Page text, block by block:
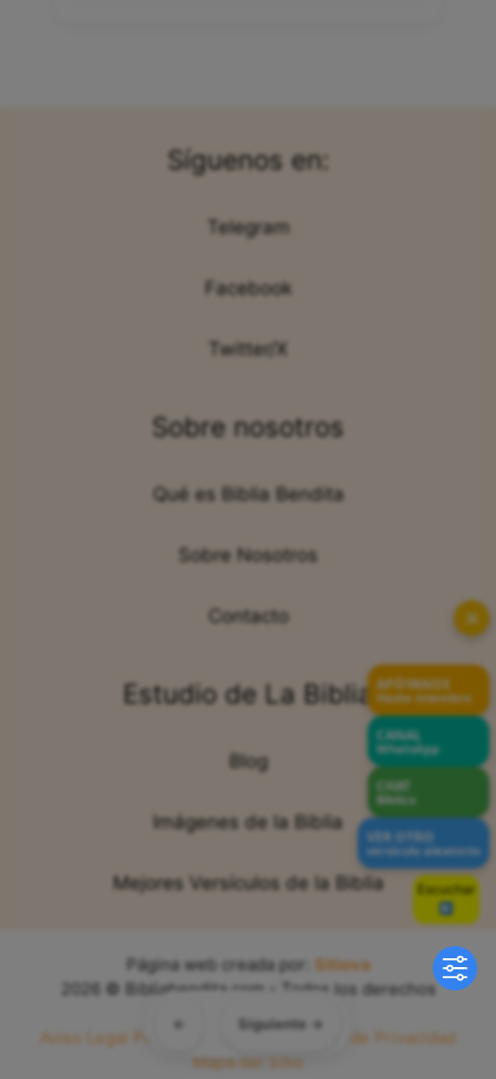
← Siguiente →
Sin voz
Escuchar
Síguenos en:
Telegram
Facebook
Twitter/X
Sobre nosotros
Qué es Biblia Bendita
Sobre Nosotros
Contacto
Estudio de La Biblia
Blog
Imágenes de la Biblia
Mejores Versículos de la Biblia
Página web creada por: Sitiova
2026 © Bibliabendita.com - Todos los derechos
Aviso Legal
Política de Cookies
Política de Privacidad
Mapa del Sitio
✕
APÓYANOS
Hazte miembro
CANAL
WhatsApp
CHAT
Bíblico
VER OTRO
versículo aleatorio